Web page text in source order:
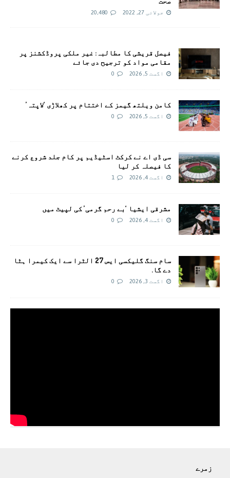
جولائی 27, 2022 20,480
فیصل قریشی کا مطالبہ: غیر ملکی پروڈکشنز پر
مقامی مواد کو ترجیح دی جائے
اگست 5, 2026 0
کامن ویلتھ گیمز کے اختتام پر کھلاڑی ‘لاپتہ’
اگست 5, 2026 0
سی ڈی اے نے کرکٹ اسٹیڈیم پر کام جلد شروع کرنے
کا فیصلہ کر لیا
اگست 4, 2026 1
مشرقی ایشیا ‘بے رحم گرمی’ کی لپیٹ میں
اگست 4, 2026 0
سام سنگ گلیکسی ایس 27 الٹرا سے ایک کیمرا ہٹا
دے گا.
اگست 3, 2026 0
زمرے